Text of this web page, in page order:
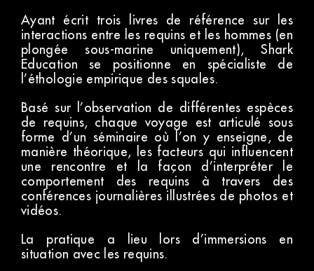
Ayant écrit trois livres de référence sur les
interactions entre les requins et les hommes (en
plongée sous-marine uniquement), Shark
Education se positionne en spécialiste de
l’éthologie empirique des squales.
Basé sur l’observation de différentes espèces
de requins, chaque voyage est articulé sous
forme d’un séminaire où l’on y enseigne, de
manière théorique, les facteurs qui influencent
une rencontre et la façon d’interpréter le
comportement des requins à travers des
conférences journalières illustrées de photos et
vidéos.
La pratique a lieu lors d’immersions en
situation avec les requins.